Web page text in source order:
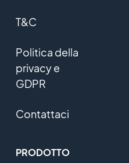
T&C
Politica della
privacy e
GDPR
Contattaci
PRODOTTO